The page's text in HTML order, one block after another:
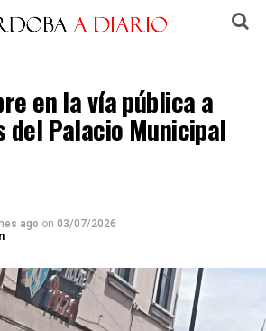
en la vía pública a
del Palacio Municipal
ago on 03/07/2026